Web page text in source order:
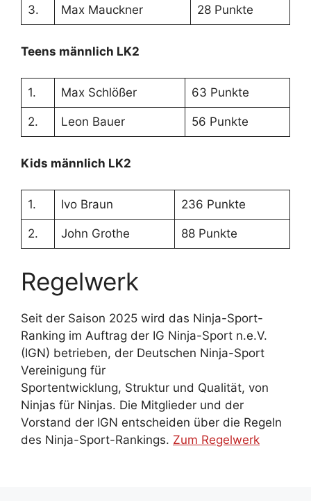
3. Max Mauckner 28 Punkte
Teens männlich LK2
1. Max Schlößer 63 Punkte
2. Leon Bauer 56 Punkte
Kids männlich LK2
1. Ivo Braun 236 Punkte
2. John Grothe 88 Punkte
Regelwerk
Seit der Saison 2025 wird das Ninja-Sport-
Ranking im Auftrag der IG Ninja-Sport n.e.V.
(IGN) betrieben, der Deutschen Ninja-Sport
Vereinigung für
Sportentwicklung, Struktur und Qualität, von
Ninjas für Ninjas. Die Mitglieder und der
Vorstand der IGN entscheiden über die Regeln
des Ninja-Sport-Rankings. Zum Regelwerk